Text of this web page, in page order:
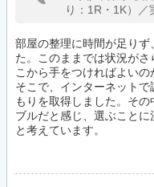
り：1R・1K）
部屋の整理に時間が足り
た。このままでは状況が
こから手をつければよいの
そこで、インターネット
もりを取得しました。そ
ブルだと感じ、選ぶこと
と考えています。